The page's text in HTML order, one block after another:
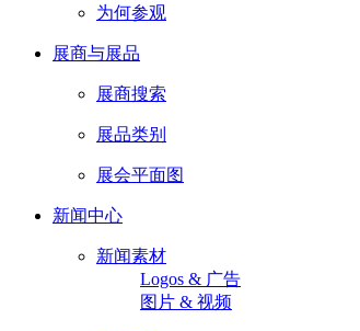
为何参观
展商与展品
展商搜索
展品类别
展会平面图
新闻中心
新闻素材
Logos & 广告
图片 & 视频